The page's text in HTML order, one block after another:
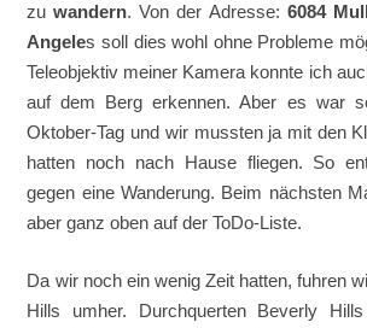
zuwandern. Von der Adresse: 6084
Angeles soll dies wohl ohne Probleme
Teleobjektiv meiner Kamera konnte ich
auf dem Berg erkennen. Aber es war
Oktober-Tag und wir mussten ja mit den
hatten noch nach Hause fliegen. So
gegen eine Wanderung. Beim nächsten
aber ganz oben auf der ToDo-Liste.
Da wir noch ein wenig Zeit hatten, fuhren
Hills umher. Durchquerten Beverly